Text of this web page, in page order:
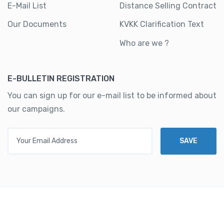
E-Mail List
Our Documents
Distance Selling Contract
KVKK Clarification Text
Who are we ?
E-BULLETIN REGISTRATION
You can sign up for our e-mail list to be informed about
our campaigns.
SAVE